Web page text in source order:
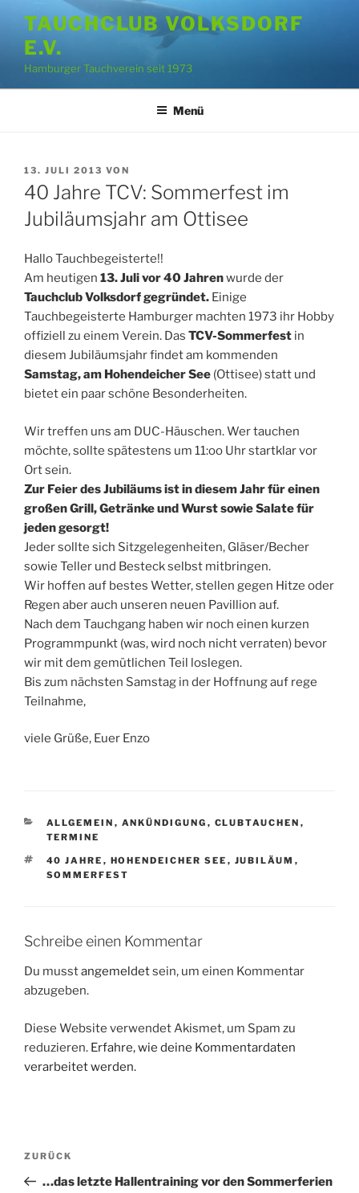
Inhalt
springen
TAUCHCLUB VOLKSDORF
E.V.
Hamburger Tauchverein seit 1973
Menü
VERÖFFENTLICHT
AM
13. JULI 2013 VON
40 Jahre TCV: Sommerfest im
Jubiläumsjahr am Ottisee
Hallo Tauchbegeisterte!!
Am heutigen 13. Juli vor 40 Jahrenwurde der
Tauchclub Volksdorf gegründet. Einige
Tauchbegeisterte Hamburger machten 1973 ihr Hobby
offiziell zu einem Verein. Das TCV-Sommerfest in
diesem Jubiläumsjahr findet am kommenden
Samstag, am Hohendeicher See (Ottisee) statt und
bietet ein paar schöne Besonderheiten.
Wir treffen uns am DUC-Häuschen. Wer tauchen
möchte, sollte spätestens um 11:oo Uhr startklar vor
Ort sein.
Zur Feier des Jubiläums ist in diesem Jahr für einen
großen Grill, Getränke und Wurst sowie Salate für
jeden gesorgt!
Jeder sollte sich Sitzgelegenheiten, Gläser/Becher
sowie Teller und Besteck selbst mitbringen.
Wir hoffen auf bestes Wetter, stellen gegen Hitze oder
Regen aber auch unseren neuen Pavillion auf.
Nach dem Tauchgang haben wir noch einen kurzen
Programmpunkt (was, wird noch nicht verraten) bevor
wir mit dem gemütlichen Teil loslegen.
Bis zum nächsten Samstag in der Hoffnung auf rege
Teilnahme,
viele Grüße, Euer Enzo
KATEGORIEN
ALLGEMEIN , ANKÜNDIGUNG , CLUBTAUCHEN ,
TERMINE
SCHLAGWÖRTER
40 JAHRE , HOHENDEICHER SEE , JUBILÄUM ,
SOMMERFEST
Schreibe einen Kommentar
Du musstangemeldetsein, um einen Kommentar
abzugeben.
Diese Website verwendet Akismet, um Spam zu
reduzieren. Erfahre, wie deine Kommentardaten
verarbeitet werden.
Beitragsnavigation
Vorheriger
Beitrag
ZURÜCK
…das letzte Hallentraining vor den Sommerferien